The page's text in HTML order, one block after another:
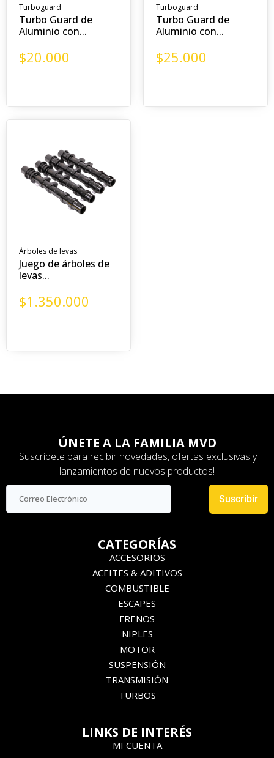
Turboguard
Turbo Guard de
Aluminio con...
$20.000
Turboguard
Turbo Guard de
Aluminio con...
$25.000
Árboles de levas
Juego de árboles de
levas...
$1.350.000
ÚNETE A LA FAMILIA MVD
¡Suscríbete para recibir novedades, ofertas exclusivas y
lanzamientos de nuevos productos!
Suscribir
CATEGORÍAS
ACCESORIOS
ACEITES & ADITIVOS
COMBUSTIBLE
ESCAPES
FRENOS
NIPLES
MOTOR
SUSPENSIÓN
TRANSMISIÓN
TURBOS
LINKS DE INTERÉS
MI CUENTA